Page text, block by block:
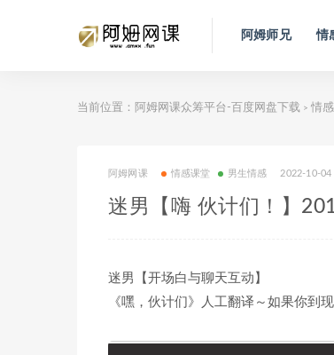
阿姆师兄 情
当前位置： 阿姆网课众筹平台-百度网盘下载 > 情
阿姆网课 情感课堂 男生情感 2022-10-04
迷男【嗨 伙计们！】
迷男【开场白与聊天互动】
《嘿，伙计们》人工翻译～如果你到